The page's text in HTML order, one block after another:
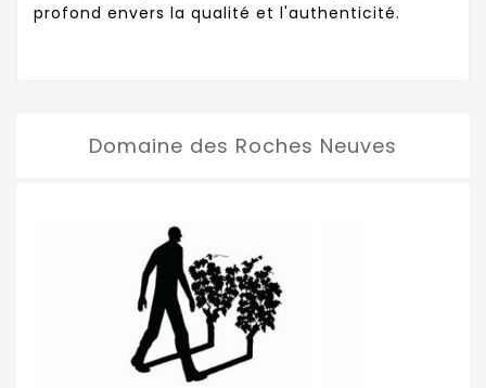
profond envers la qualité et l'authenticité.
Domaine des Roches Neuves